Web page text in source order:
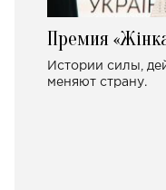
Премия
Истории силы,
меняют страну.